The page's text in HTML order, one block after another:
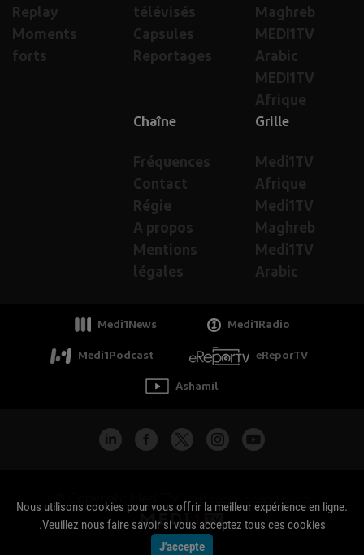
Maghreb
MEDI1TV
Arabic
MEDI1TV
Afrique
télévisés
Capsules
Reportages
Replay
Moments
forts
Grille
Medi1TV
Afrique
Medi1TV
Maghreb
Medi1TV
Arabic
Chaîne
Fréquences
Contact
Régie
A propos
Mentions
légales
Medi1News Medi1Radio
Medi1Podcast eReporTV
Ashamil
جميع الحقوق محفوظة - Copyright Medi1TV ©
Nous utilisons cookies pour vous offrir la meilleur expérience en ligne.
Veuillez nous faire savoir si vous acceptez tous ces cookies.
J'accepte